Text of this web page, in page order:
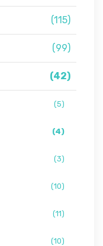
(115)
(99)
(42)
(5)
(4)
(3)
(10)
(11)
(10)